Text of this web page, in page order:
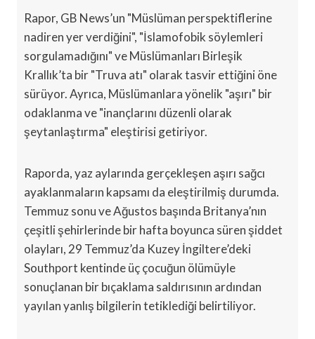
Rapor, GB News’un "Müslüman perspektiflerine
nadiren yer verdiğini", "İslamofobik söylemleri
sorgulamadığını" ve Müslümanları Birleşik
Krallık’ta bir "Truva atı" olarak tasvir ettiğini öne
sürüyor. Ayrıca, Müslümanlara yönelik "aşırı" bir
odaklanma ve "inançlarını düzenli olarak
şeytanlaştırma" eleştirisi getiriyor.
Raporda, yaz aylarında gerçekleşen aşırı sağcı
ayaklanmaların kapsamı da eleştirilmiş durumda.
Temmuz sonu ve Ağustos başında Britanya’nın
çeşitli şehirlerinde bir hafta boyunca süren şiddet
olayları, 29 Temmuz’da Kuzey İngiltere’deki
Southport kentinde üç çocuğun ölümüyle
sonuçlanan bir bıçaklama saldırısının ardından
yayılan yanlış bilgilerin tetiklediği belirtiliyor.